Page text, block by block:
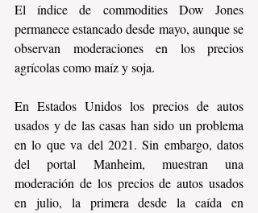
El índice de commodities Dow Jones
permanece estancado desde mayo, aunque se
observan moderaciones en los precios
agrícolas como maíz y soja.
En Estados Unidos los precios de autos
usados y de las casas han sido un problema
en lo que va del 2021. Sin embargo, datos
del portal Manheim, muestran una
moderación de los precios de autos usados
en julio, la primera desde la caída en